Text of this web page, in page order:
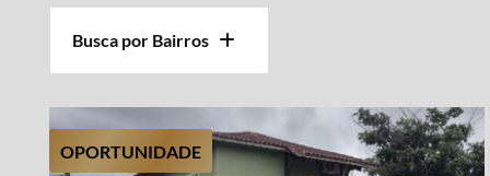
Busca por Bairros
OPORTUNIDADE